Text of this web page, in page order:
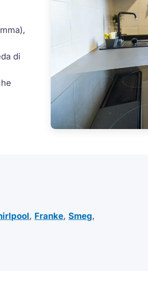
di
, Franke,Smeg,